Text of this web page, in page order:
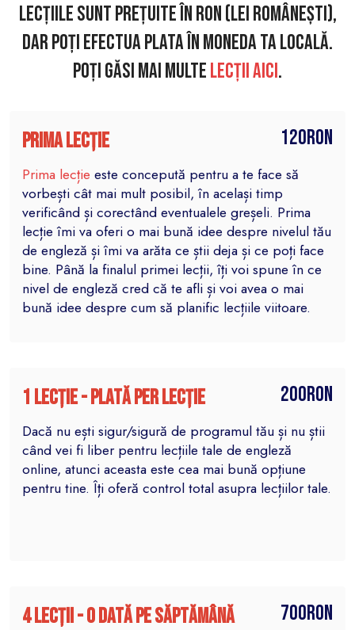
Lecțiile sunt prețuite în RON (lei românești),
dar poți efectua plata în moneda ta locală.
Poți găsi mai multelecții aici.
Prima lecție 120RON
Prima lecție este concepută pentru a te face să
vorbești cât mai mult posibil, în același timp
verificând și corectând eventualele greșeli. Prima
lecție îmi va oferi o mai bună idee despre nivelul tău
de engleză și îmi va arăta ce știi deja și ce poți face
bine. Până la finalul primei lecții, îți voi spune în ce
nivel de engleză cred că te afli și voi avea o mai
bună idee despre cum să planific lecțiile viitoare.
1 lecție - plată per lecție 200RON
Dacă nu ești sigur/sigură de programul tău și nu știi
când vei fi liber pentru lecțiile tale de engleză
online, atunci aceasta este cea mai bună opțiune
pentru tine. Îți oferă control total asupra lecțiilor tale.
4 lecții - o dată pe săptămână 700RON